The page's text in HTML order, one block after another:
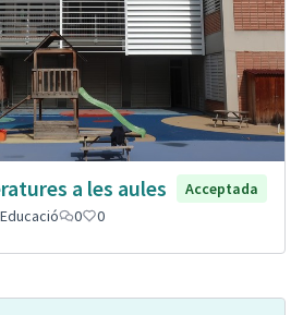
a les aules
Acceptada
Educació 0 0